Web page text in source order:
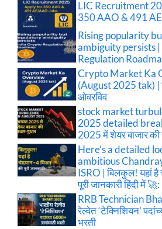
LIC Recruitment
350 AAO & 491
Rising popularity
ambiguity persists
Regulation
Crypto Market Ka
(August 2025 tak) |
ओवरविव
stock market
2025 detailed
2025 में शेयर बाजार
Here’s a detailed
ambitious
ISRO | बिलकुल! यहां
पूरी जानकारी हिंदी में 🚀:
RRB Technician
रेल्वेत ‘टेक्निशियन’
भरती